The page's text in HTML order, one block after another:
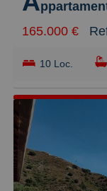
ppartamento in
165.000 €
10 Loc.